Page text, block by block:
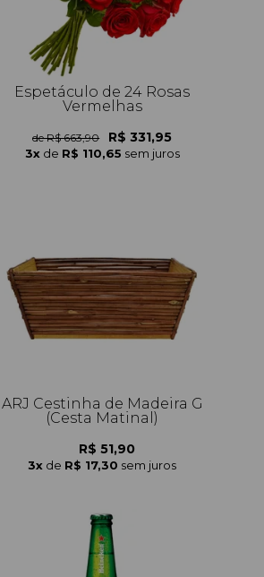
Espetáculo de 24 Rosas
Vermelhas
de R$ 663,90 R$ 331,95
3x de R$ 110,65 sem juros
ARJ Cestinha de Madeira G
(Cesta Matinal)
R$ 51,90
3x de R$ 17,30 sem juros